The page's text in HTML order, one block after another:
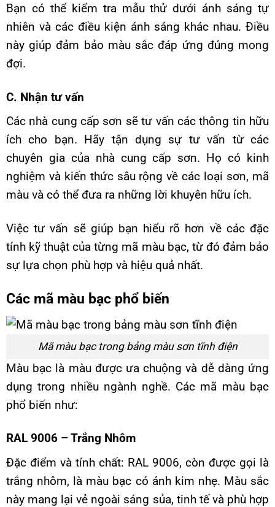
Bạn có thể kiểm tra mẫu thử dưới ánh sáng tự
nhiên và các điều kiện ánh sáng khác nhau. Điều
này giúp đảm bảo màu sắc đáp ứng đúng mong
đợi.
C. Nhận tư vấn
Các nhà cung cấp sơn sẽ tư vấn các thông tin hữu
ích cho bạn. Hãy tận dụng sự tư vấn từ các
chuyên gia của nhà cung cấp sơn. Họ có kinh
nghiệm và kiến thức sâu rộng về các loại sơn, mã
màu và có thể đưa ra những lời khuyên hữu ích.
Việc tư vấn sẽ giúp bạn hiểu rõ hơn về các đặc
tính kỹ thuật của từng mã màu bạc, từ đó đảm bảo
sự lựa chọn phù hợp và hiệu quả nhất.
Các mã màu bạc phổ biến
Mã màu bạc trong bảng màu sơn tĩnh điện
Màu bạc là màu được ưa chuộng và dễ dàng ứng
dụng trong nhiều ngành nghề. Các mã màu bạc
phổ biến như:
RAL 9006 – Trắng Nhôm
Đặc điểm và tính chất: RAL 9006, còn được gọi là
trắng nhôm, là màu bạc có ánh kim nhẹ. Màu sắc
này mang lại vẻ ngoài sáng sủa, tinh tế và phù hợp